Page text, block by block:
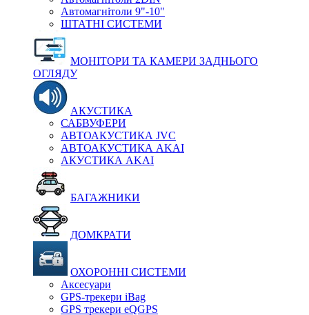
Автомагнітоли 9"-10"
ШТАТНІ СИСТЕМИ
МОНІТОРИ ТА КАМЕРИ ЗАДНЬОГО
ОГЛЯДУ
АКУСТИКА
САБВУФЕРИ
АВТОАКУСТИКА JVC
АВТОАКУСТИКА AKAI
АКУСТИКА AKAI
БАГАЖНИКИ
ДОМКРАТИ
ОХОРОННІ СИСТЕМИ
Аксесуари
GPS-трекери iBag
GPS трекери eQGPS